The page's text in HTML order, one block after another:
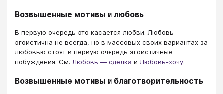
Возвышенные мотивы и любовь
В первую очередь это касается любви. Любовь
эгоистична не всегда, но в массовых своих вариантах за
любовью стоят в первую очередь эгоистичные
побуждения. См. Любовь — сделка и Любовь-хочу.
Возвышенные мотивы и благотворительность